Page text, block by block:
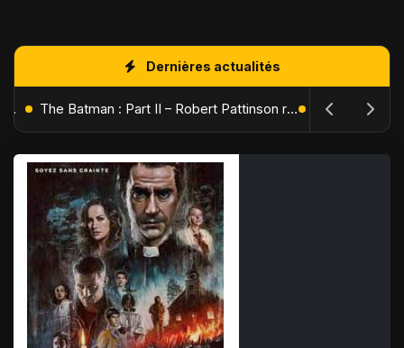
Dernières actualités
L'Âge de Glace : Le Réveil du Volcan – Manny, Sid et Diego de retour pour une aventure explosive The Batman : Part II – Robert Pattinson replonge dans les ténèbres de Gotham dès octobre 2027